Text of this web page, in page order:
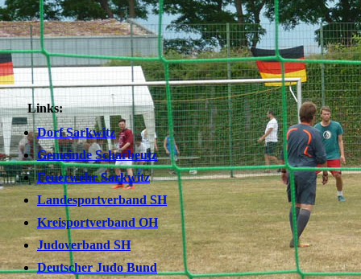
Links:
Dorf Sarkwitz
Gemeinde Scharbeutz
Feuerwehr Sarkwitz
Landesportverband SH
Kreisportverband OH
Judoverband SH
Deutscher Judo Bund